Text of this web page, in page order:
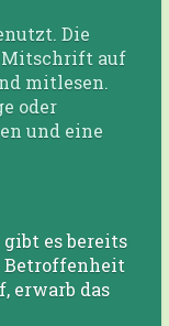
Die
Mitschrift auf
mitlesen.
oder
und eine
es bereits
Betroffenheit
erwarb das